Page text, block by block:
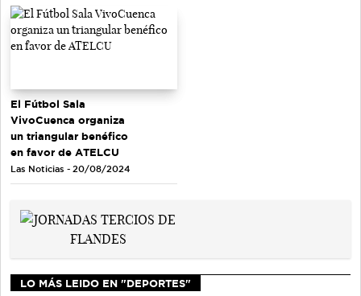
El Fútbol Sala
VivoCuenca organiza
un triangular benéfico
en favor de ATELCU
Las Noticias - 20/08/2024
LO MÁS LEIDO EN "DEPORTES"